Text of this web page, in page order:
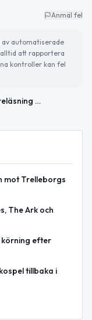
Anmäl fel
automatiserade
att rapportera
kontroller kan fel
Seniorlunch med föreläsning av Björn Ranelid
mot Trelleborgs
The Ark och
efter
tillbaka i